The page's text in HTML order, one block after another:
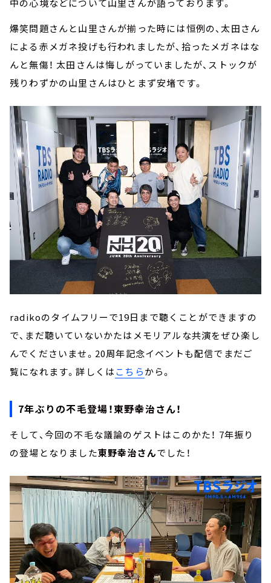
中の心境などについて山里さんが語っております。
爆笑問題さんと山里さんが揃った時には恒例の、太田さん
による赤メガネ投げも行われましたが、拾ったメガネはな
んと無傷！ 太田さんは悔しがっていましたが、ストックが
残りわずかの山里さんはひとまず安堵です。
radikoのタイムフリーで19日まで聴くことができますの
で、まだ聴いていないかたはメモリアルな共演をぜひ楽し
んでくださいませ。20周年記念イベントも配信でまだご
覧になれます。詳しくはこちらから。
7年ぶりの不毛登場！東野幸治さん！
そして、今回の不毛な議論のゲストはこのかた！ 7年振り
の登場となりました東野幸治さんでした！